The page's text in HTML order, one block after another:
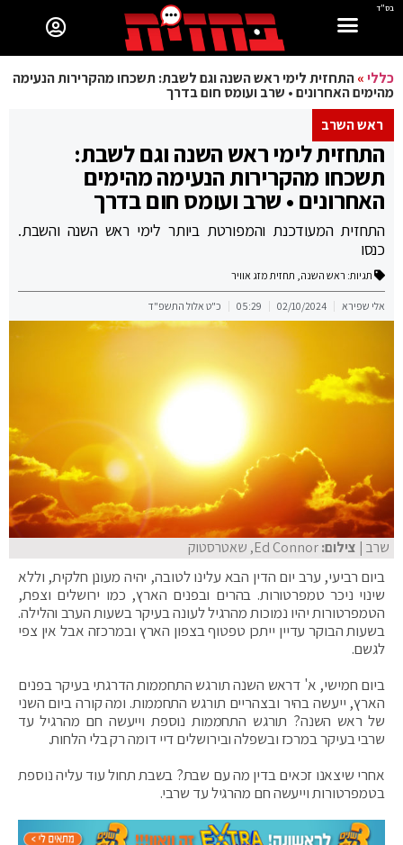
בס"ד
כללי»התחזית לימי ראש השנה וגם לשבת: תשכחו מהקרירות הנעימה
מהימים האחרונים • שרב ועומס חום בדרך
ראש השרב
התחזית לימי ראש השנה וגם לשבת:
תשכחו מהקרירות הנעימה מהימים
האחרונים • שרב ועומס חום בדרך
התחזית המעודכנת והמפורטת ביותר לימי ראש השנה והשבת.
כנסו
תגיות: ראש השנה, תחזית מזג אוויר
אלי שפירא 02/10/2024
05:29 כ"ט אלול התשפ"ד
שרב | צילום:Ed Connor, שאטרסטוק
ביום רביעי, ערב יום הדין הבא עלינו לטובה, יהיה מעונן חלקית, וללא
שינוי ניכר טמפרטורות. בהרים ובפנים הארץ, כמו ירושלים וצפת,
הטמפרטורות יהיו נמוכות מהרגיל לעונה בעיקר בשעות הערב והלילה.
בשעות הבוקר עדיין ייתכן טפטוף בצפון הארץ ובמרכזה אבל אין צפי
לגשם.
ביום חמישי, א' דראש השנה תורגש התחממות הדרגתי בעיקר בפנים
הארץ, ייעשה בהיר ובצהריים תורגש התחממות. ומה קורה ביום השני
של ראש השנה? תורגש התחממות נוספת וייעשה חם מהרגיל עד
שרבי בעיקר במרכז ובשפלה ובירושלים דיי דומה רק בלי הלחות.
אחרי שיצאנו זכאים בדין מה עם שבת? בשבת תחול עוד עליה נוספת
בטמפרטורות וייעשה חם מהרגיל עד שרבי.